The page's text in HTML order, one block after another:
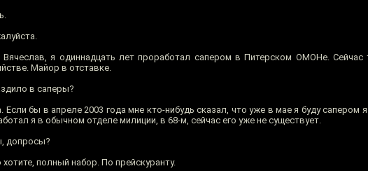
я одиннадцать лет проработал сапером в Питерском ОМОНе. Сейчас
Майор в отставке.
в саперы?
Если бы в апреле 2003 года мне кто-нибудь сказал, что уже в мае я буду сапером
я в обычном отделе милиции, в 68-м, сейчас его уже не существует.
допросы?
хотите, полный набор. По прейскуранту.